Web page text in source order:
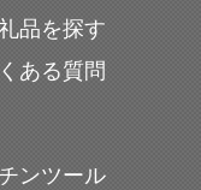
品を探す
ある質問
ンツール